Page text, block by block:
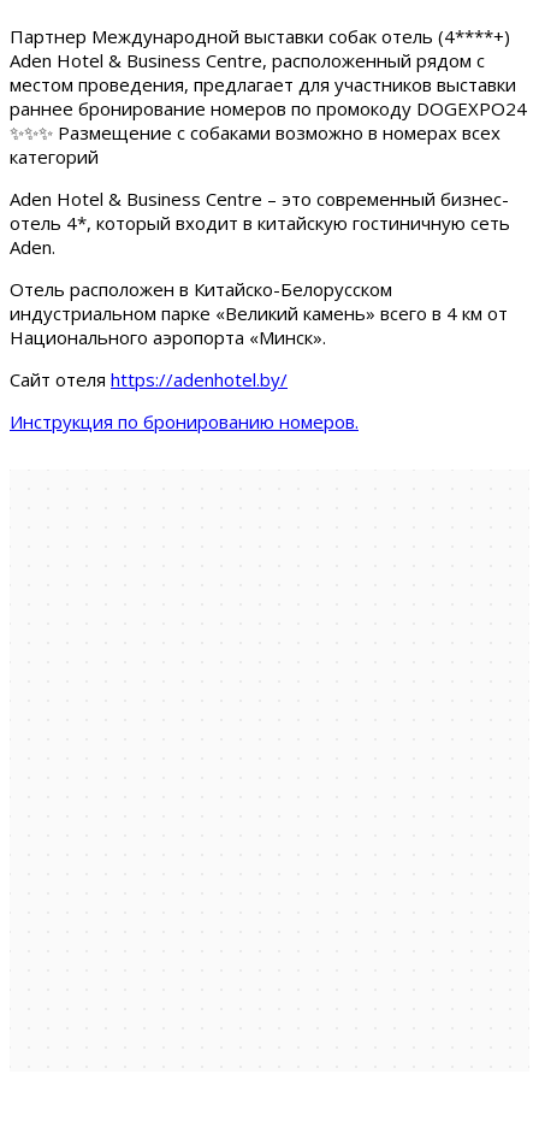
Партнер Международной выставки собак отель (4****+)
Aden Hotel & Business Centre, расположенный рядом с
местом проведения, предлагает для участников выставки
раннее бронирование номеров по промокоду DOGEXPO24
✨✨✨ Размещение с собаками возможно в номерах всех
категорий
Aden Hotel & Business Centre – это современный бизнес-
отель 4*, который входит в китайскую гостиничную сеть
Aden.
Отель расположен в Китайско-Белорусском
индустриальном парке «Великий камень» всего в 4 км от
Национального аэропорта «Минск».
Сайт отеля https://adenhotel.by/
Инструкция по бронированию номеров.